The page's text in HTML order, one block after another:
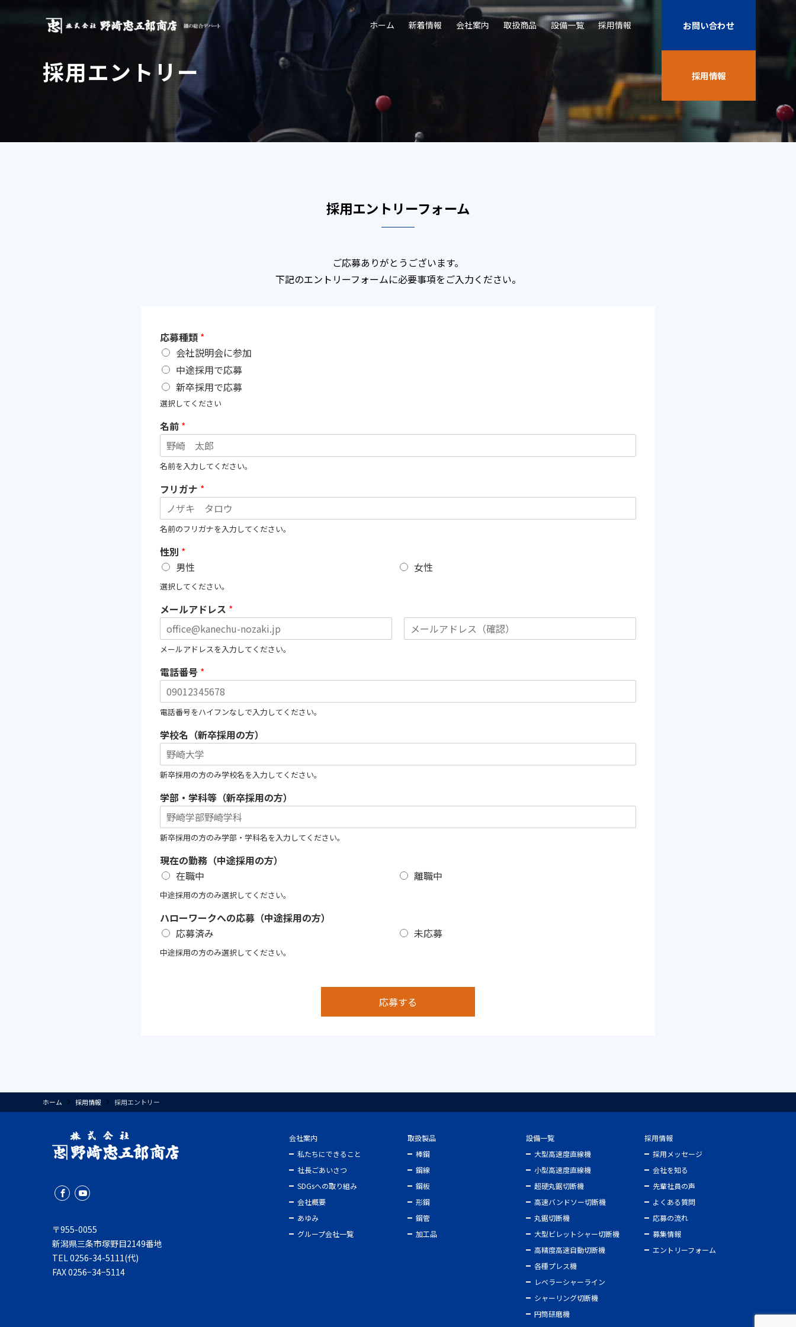
ホーム 新着情報 会社案内 取扱商品 設備一覧 採用情報 お問い合わせ
採用情報
採用エントリー
採用エントリーフォーム
ご応募ありがとうございます。
下記のエントリーフォームに必要事項をご入力ください。
応募種類 *
会社説明会に参加
中途採用で応募
新卒採用で応募
選択してください
名前 *
名前を入力してください。
フリガナ *
名前のフリガナを入力してください。
性別 *
男性
女性
選択してください。
メールアドレス *
メ
ー
ア
ド
レ
ス
メ
ド
ス
メールアドレスを入力してください。
電話番号 *
電話番号をハイフンなしで入力してください。
学校名（新卒採用の方）
新卒採用の方のみ学校名を入力してください。
学部・学科等（新卒採用の方）
新卒採用の方のみ学部・学科名を入力してください。
現在の勤務（中途採用の方）
在職中
離職中
中途採用の方のみ選択してください。
ハローワークへの応募（中途採用の方）
応募済み
未応募
中途採用の方のみ選択してください。
応募する
ホーム 採用情報 採用エントリー
〒955-0055
新潟県三条市塚野目2149番地
TEL 0256-34-5111(代)
FAX 0256−34−5114
会社案内
私たちにできること
社長ごあいさつ
SDGsへの取り組み
会社概要
あゆみ
グループ会社一覧
取扱製品
棒鋼
鋼線
鋼板
形鋼
鋼管
加工品
設備一覧
大型高速度直線機
小型高速度直線機
超硬丸鋸切断機
高速バンドソー切断機
丸鋸切断機
大型ビレットシャー切断機
高精度高速自動切断機
各種プレス機
レベラーシャーライン
シャーリング切断機
円筒研磨機
採用情報
採用メッセージ
会社を知る
先輩社員の声
よくある質問
応募の流れ
募集情報
エントリーフォーム